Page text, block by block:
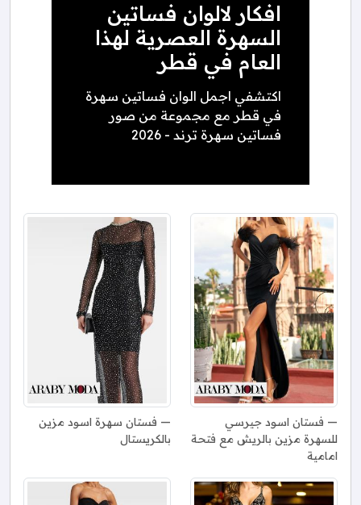
افكار لالوان فساتين
السهرة العصرية لهذا
العام في قطر
اكتشفي اجمل الوان فساتين سهرة
في قطر مع مجموعة من صور
فساتين سهرة ترند - 2026
فستان اسود جيرسي
للسهرة مزين بالريش مع فتحة
امامية
فستان سهرة اسود مزين
بالكريستال